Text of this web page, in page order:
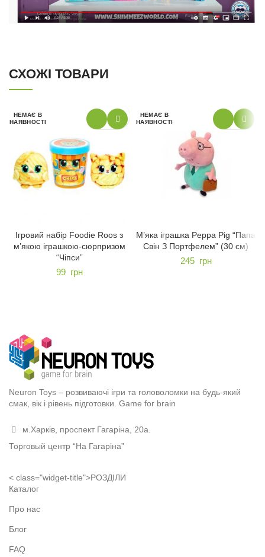
СХОЖІ ТОВАРИ
НЕМАЄ В
НАЯВНОСТІ
Ігровий набір Foodie Roos з
м’якою іграшкою-сюрпризом
“Чіпси”
99 грн
НЕМАЄ В
НАЯВНОСТІ
М’яка іграшка Peppa Pig “Папа
Свін З Портфелем” (30 см)
245 грн
Neuron Toys – розвиваючі ігри та головоломки на будь-який
смак, вік і рівень підготовки. Game for brain
м.Харків, проспект Гагаріна, 20а.
Торговый центр “На Гагаріна”
< class="widget-title">РОЗДІЛИ
Каталог
Про нас
Блог
FAQ